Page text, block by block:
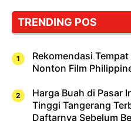
TRENDING POS
Rekomendasi
Nonton Film
Harga Buah di Pasar
Tinggi Tangerang
Daftarnya Sebelum